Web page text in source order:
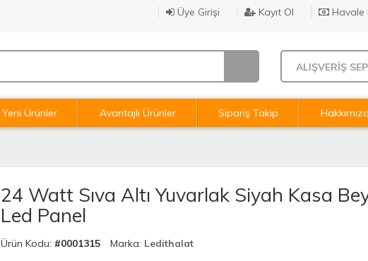
Üye Girişi Kayıt Ol Havale
ALIŞVERİŞ
Yeni Ürünler Avantajlı Ürünler Sipariş Takip
24 Watt Sıva Altı Yuvarlak Siyah Kasa
Led Panel
Ürün Kodu: #0001315 Marka: Ledithalat